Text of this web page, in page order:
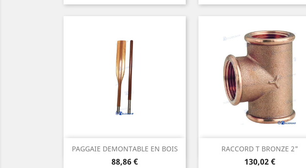
PAGGAIE DEMONTABLE EN BOIS
Prix
88,86 €
Aperçu rapide RACCORD T BRONZE 2"
Prix
130,02 €
Aperçu rapide